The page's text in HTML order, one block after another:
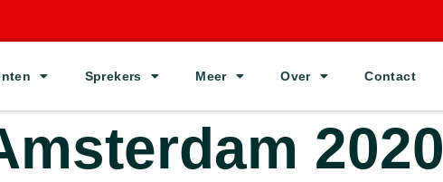
Sprekers Meer Over Contact
2020